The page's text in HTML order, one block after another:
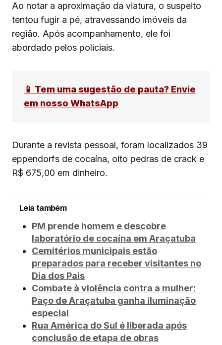
Ao notar a aproximação da viatura, o suspeito
tentou fugir a pé, atravessando imóveis da
região. Após acompanhamento, ele foi
abordado pelos policiais.
📱 Tem uma sugestão de pauta? Envie
em nosso WhatsApp
Durante a revista pessoal, foram localizados 39
eppendorfs de cocaína, oito pedras de crack e
R$ 675,00 em dinheiro.
Leia também
PM prende homem e descobre
laboratório de cocaína em Araçatuba
Cemitérios municipais estão
preparados para receber visitantes no
Dia dos Pais
Combate à violência contra a mulher:
Paço de Araçatuba ganha iluminação
especial
Rua América do Sul é liberada após
conclusão de etapa de obras